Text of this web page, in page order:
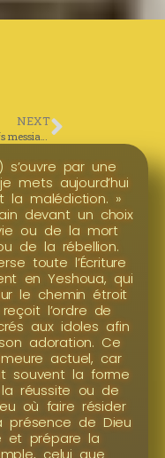
s’ouvre par une
mets aujourd’hui
la malédiction. »
devant un choix
ou de la mort
de la rébellion.
toute l’Écriture
en Yeshoua, qui
le chemin étroit
l’ordre de
aux idoles afin
adoration. Ce
actuel, car
souvent la forme
réussite ou de
où faire résider
présence de Dieu
et prépare la
celui que
NEXT